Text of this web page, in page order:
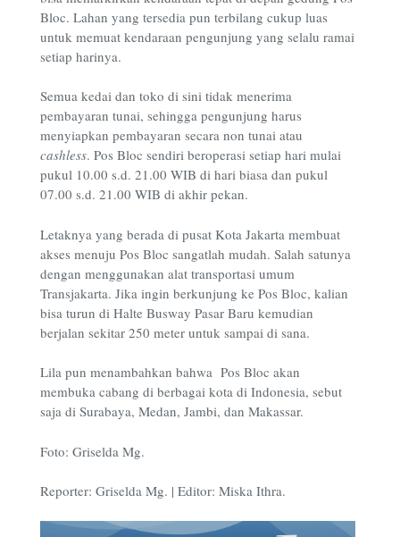
Bloc. Lahan yang tersedia pun terbilang cukup luas
untuk memuat kendaraan pengunjung yang selalu ramai
setiap harinya.
Semua kedai dan toko di sini tidak menerima
pembayaran tunai, sehingga pengunjung harus
menyiapkan pembayaran secara non tunai atau
cashless. Pos Bloc sendiri beroperasi setiap hari mulai
pukul 10.00 s.d. 21.00 WIB di hari biasa dan pukul
07.00 s.d. 21.00 WIB di akhir pekan.
Letaknya yang berada di pusat Kota Jakarta membuat
akses menuju Pos Bloc sangatlah mudah. Salah satunya
dengan menggunakan alat transportasi umum
Transjakarta. Jika ingin berkunjung ke Pos Bloc, kalian
bisa turun di Halte Busway Pasar Baru kemudian
berjalan sekitar 250 meter untuk sampai di sana.
Lila pun menambahkan bahwa Pos Bloc akan
membuka cabang di berbagai kota di Indonesia, sebut
saja di Surabaya, Medan, Jambi, dan Makassar.
Foto: Griselda Mg.
Reporter: Griselda Mg. | Editor: Miska Ithra.